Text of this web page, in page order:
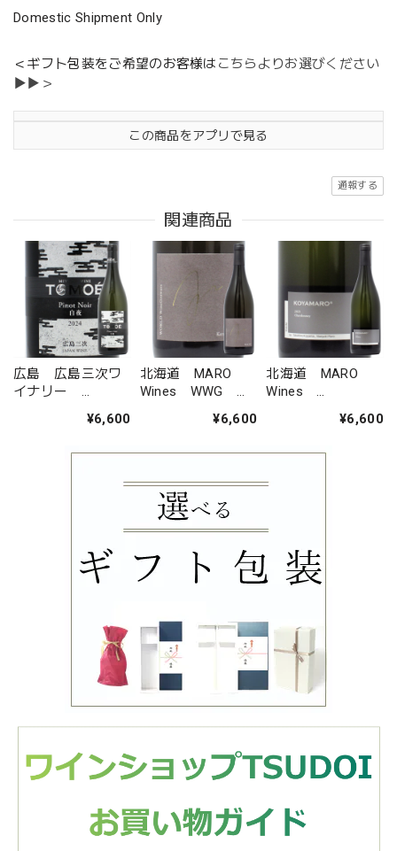
Domestic Shipment Only
＜ギフト包装をご希望のお客様は こちらよりお選びください
▶▶＞
この商品をアプリで見る
通報する
関連商品
広島 広島三次ワ
イナリー
ワール 白夜 2024
¥6,600
北海道 MARO
Wines WWG
¥6,600
北海道 MARO
Wines
¥6,600